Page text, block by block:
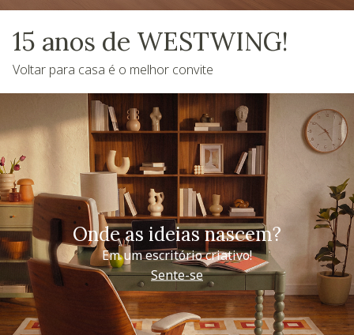
15 anos de WESTWING!
Voltar para casa é o melhor convite
Onde as ideias nascem?
Em um escritório criativo!
Sente-se